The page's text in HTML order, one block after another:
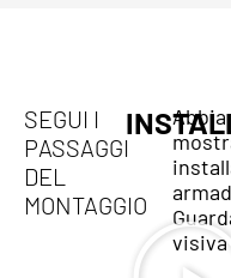
SEGUI I
PASSAGGI
DEL
MONTAGGIO